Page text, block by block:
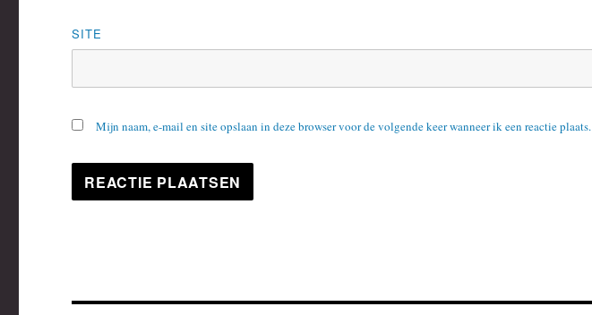
SITE
Mijn naam, e-mail en site opslaan in deze browser voor de volgende keer wanneer ik een reactie plaats.